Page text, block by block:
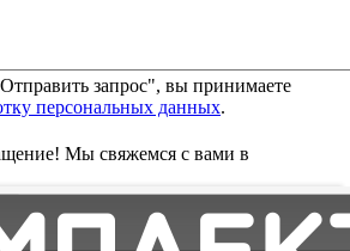
запрос", вы принимаете
персональных данных.
Мы свяжемся с вами в